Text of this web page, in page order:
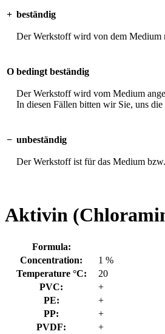
+ beständig
Der Werkstoff wird von dem Medium
O bedingt beständig
Der Werkstoff wird vom Medium
In diesen Fällen bitten wir Sie, uns
− unbeständig
Der Werkstoff ist für das Medium
Aktivin
Formula:
Concentration:
1 %
Temperature °C:
20
PVC:
+
PE:
+
PP:
+
PVDF:
+